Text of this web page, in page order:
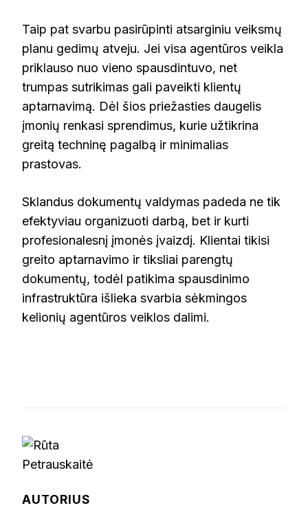
Taip pat svarbu pasirūpinti atsarginiu veiksmų
planu gedimų atveju. Jei visa agentūros veikla
priklauso nuo vieno spausdintuvo, net
trumpas sutrikimas gali paveikti klientų
aptarnavimą. Dėl šios priežasties daugelis
įmonių renkasi sprendimus, kurie užtikrina
greitą techninę pagalbą ir minimalias
prastovas.
Sklandus dokumentų valdymas padeda ne tik
efektyviau organizuoti darbą, bet ir kurti
profesionalesnį įmonės įvaizdį. Klientai tikisi
greito aptarnavimo ir tiksliai parengtų
dokumentų, todėl patikima spausdinimo
infrastruktūra išlieka svarbia sėkmingos
kelionių agentūros veiklos dalimi.
AUTORIUS